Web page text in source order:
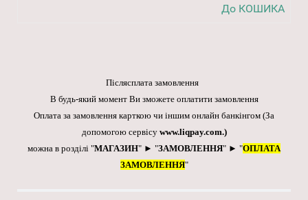
До КОШИКА
Післясплата замовлення
В будь-який момент Ви зможете оплатити замовлення
Оплата за замовлення карткою чи іншим онлайн банкінгом (За
допомогою сервісу www.liqpay.com.)
можна в розділі "МАГАЗИН" ► "ЗАМОВЛЕННЯ" ► "ОПЛАТА
ЗАМОВЛЕННЯ"